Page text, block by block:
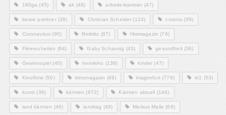
180ga (45) ak (48) arbeiterkammer (47)
beate prettner(38) Christian Scheider (124) corona (69)
Coronavirus (90) filmblitz (87) filmmagazin (76)
Filmneuheiten (64) Gaby Schaunig (43) gesundheit(36)
Gewinnspiel (40) heimkino (138) kinder (47)
Kinofilme (50) kinomagazin (69) klagenfurt(776) kt1 (53)
kunst (38) kärnten (672) Kärnten aktuell (144)
land kärnten (46) landtag (49) Markus Malle (68)